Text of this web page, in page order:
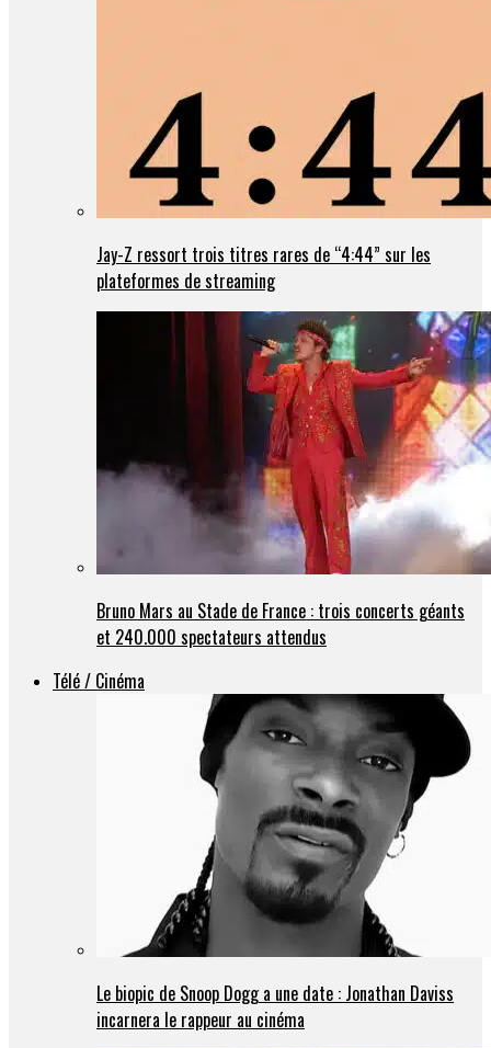
Jay-Z ressort trois titres rares de “4:44” sur les
plateformes de streaming
Bruno Mars au Stade de France : trois concerts géants
et 240.000 spectateurs attendus
Télé / Cinéma
Le biopic de Snoop Dogg a une date : Jonathan Daviss
incarnera le rappeur au cinéma